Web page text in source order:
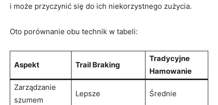
i może przyczynić się do ich niekorzystnego zużycia.
Oto porównanie obu technik w tabeli:
Aspekt Trail Braking
Tradycyjne
Hamowanie
Zarządzanie
szumem
Lepsze Średnie